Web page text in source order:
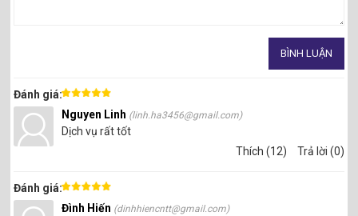
Đánh giá:
Nguyen Linh (linh.ha3456@gmail.com)
Dịch vụ rất tốt
Thích (12)
Trả lời (0)
Đánh giá:
Đình Hiến (dinhhiencntt@gmail.com)